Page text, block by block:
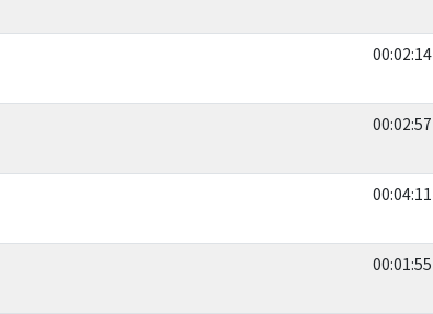
00:02:14
00:02:57
00:04:11
00:01:55